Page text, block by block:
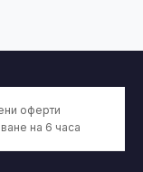
оферти
на 6 часа